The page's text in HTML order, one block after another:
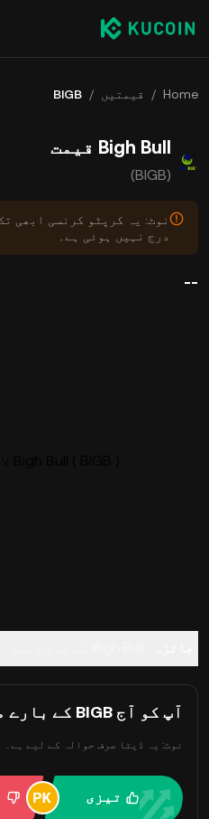
Home
/ قیمتیں /
BIGB
Bigh Bull قیمت
(BIGB)
درج نہیں ہوئی ہے۔
--
آپ کو آج BIGB کے بارے میں کیسا لگتا ہے؟
نوٹ: یہ ڈیٹا صرف حوالہ کے لیے ہے۔
تیزی